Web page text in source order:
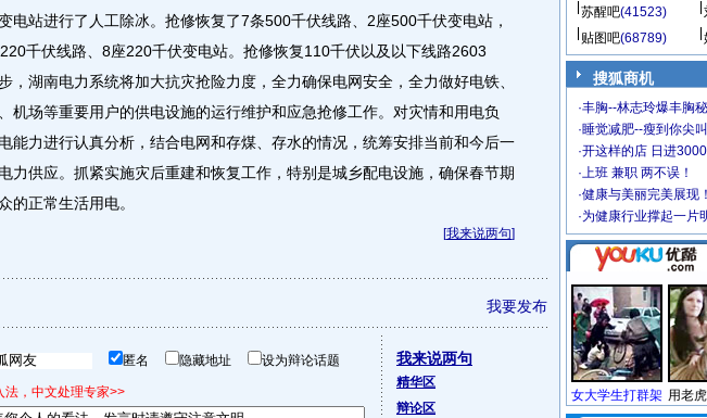
电站进行了人工除冰。抢修恢复了7条500千伏线路、2座500千伏变电站，
千伏线路、8座220千伏变电站。抢修恢复110千伏以及以下线路2603
，湖南电力系统将加大抗灾抢险力度，全力确保电网安全，全力做好电铁、
机场等重要用户的供电设施的运行维护和应急抢修工作。对灾情和用电负
能力进行认真分析，结合电网和存煤、存水的情况，统筹安排当前和今后一
力供应。抓紧实施灾后重建和恢复工作，特别是城乡配电设施，确保春节期
的正常生活用电。
[我来说两句]
我要发布
匿名 隐藏地址 设为辩论话题
法，中文处理专家>>
我来说两句
精华区
辩论区
苏醒吧(41523)
贴图吧(68789)
搜狐商机
·丰胸--林志玲爆丰胸
·睡觉减肥--瘦到你尖
·开这样的店 日进3000
·上班 兼职 两不误！
·健康与美丽完美展现！
·为健康行业撑起一片